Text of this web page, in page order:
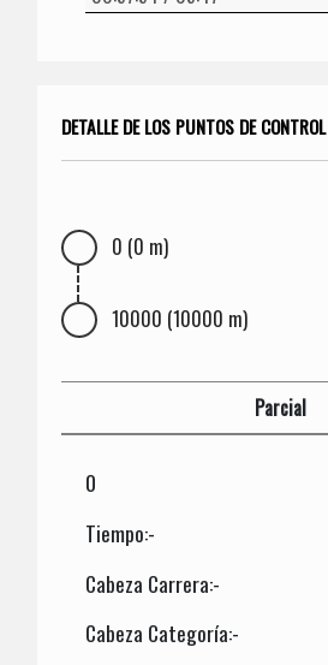
DETALLE DE LOS PUNTOS DE CONTROL
0 (0 m)
10000 (10000 m)
Parcial
0
Tiempo:-
Cabeza Carrera:-
Cabeza Categoría:-